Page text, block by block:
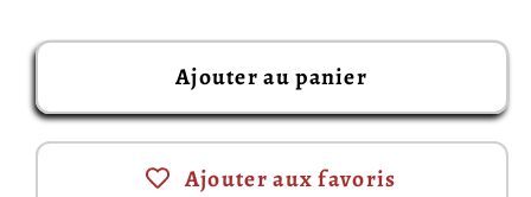
Ajouter au panier
Ajouter aux favoris